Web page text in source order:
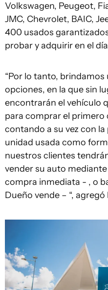
Volkswagen, Peugeot,
JMC, Chevrolet, BAIC,
400 usados
probar y adquirir en el
“Por lo tanto,
opciones, en la que sin
encontrarán el vehículo
para comprar el primero
contando a su vez con
unidad usada como
nuestros clientes
vender su auto
compra inmediata - , o
Dueño vende – “, agregó